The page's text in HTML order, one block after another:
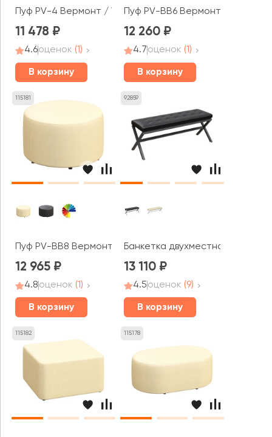
Пуф PV-4 Вермонт / Vermont
11 478
4.6оценок (1)
В корзину
Пуф PV-BB6 Вермонт / Vermont
12 260
4.7оценок (1)
В корзину
115181
Пуф PV-BB8 Вермонт / Vermont
12 965
4.8оценок (1)
В корзину
92859
Банкетка двухместная Некст /
13 110
4.5оценок (9)
В корзину
115182 115178